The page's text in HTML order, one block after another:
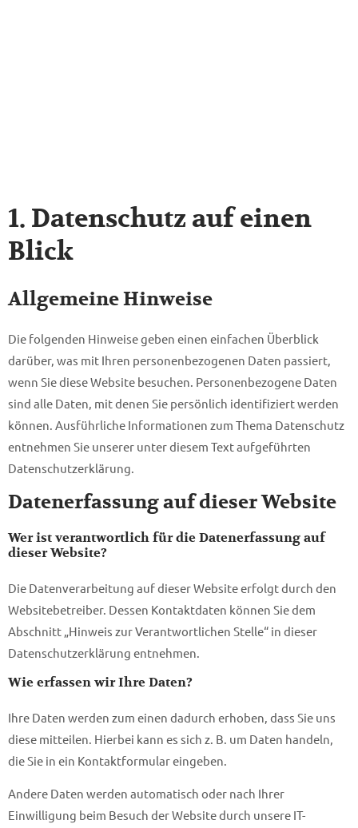
1. Datenschutz auf einen
Blick
Allgemeine Hinweise
Die folgenden Hinweise geben einen einfachen Überblick
darüber, was mit Ihren personenbezogenen Daten passiert,
wenn Sie diese Website besuchen. Personenbezogene Daten
sind alle Daten, mit denen Sie persönlich identifiziert werden
können. Ausführliche Informationen zum Thema Datenschutz
entnehmen Sie unserer unter diesem Text aufgeführten
Datenschutzerklärung.
Datenerfassung auf dieser Website
Wer ist verantwortlich für die Datenerfassung auf
dieser Website?
Die Datenverarbeitung auf dieser Website erfolgt durch den
Websitebetreiber. Dessen Kontaktdaten können Sie dem
Abschnitt „Hinweis zur Verantwortlichen Stelle“ in dieser
Datenschutzerklärung entnehmen.
Wie erfassen wir Ihre Daten?
Ihre Daten werden zum einen dadurch erhoben, dass Sie uns
diese mitteilen. Hierbei kann es sich z. B. um Daten handeln,
die Sie in ein Kontaktformular eingeben.
Andere Daten werden automatisch oder nach Ihrer
Einwilligung beim Besuch der Website durch unsere IT-